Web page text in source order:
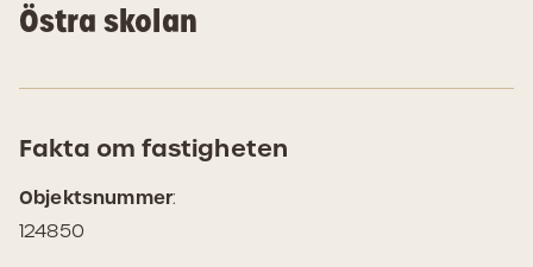
Östra skolan
Fakta om fastigheten
Objektsnummer:
124850